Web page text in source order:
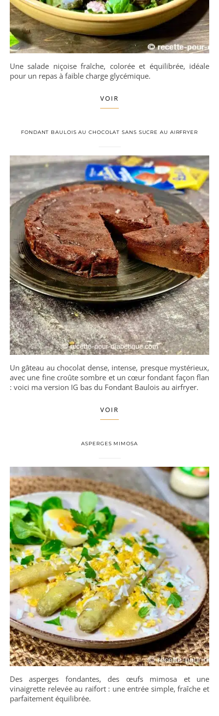
Une salade niçoise fraîche, colorée et équilibrée, idéale
pour un repas à faible charge glycémique.
VOIR
FONDANT BAULOIS AU CHOCOLAT SANS SUCRE AU AIRFRYER
Un gâteau au chocolat dense, intense, presque mystérieux,
avec une fine croûte sombre et un cœur fondant façon flan
: voici ma version IG bas du Fondant Baulois au airfryer.
VOIR
ASPERGES MIMOSA
Des asperges fondantes, des œufs mimosa et une
vinaigrette relevée au raifort : une entrée simple, fraîche et
parfaitement équilibrée.